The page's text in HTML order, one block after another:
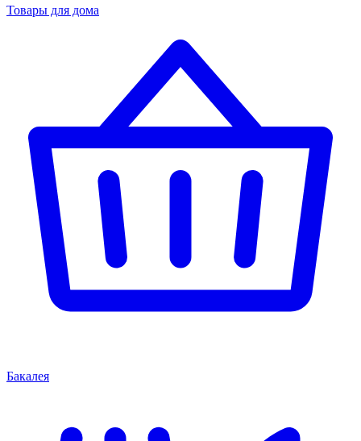
Товары для дома
Бакалея